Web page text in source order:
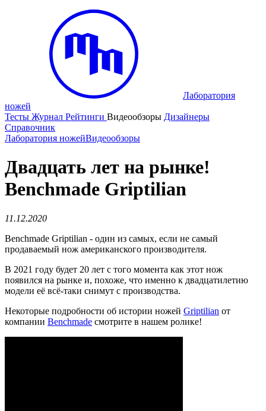
Лаборатория
ножей
Тесты Журнал Рейтинги Видеообзоры Дизайнеры
Справочник
Лаборатория ножейВидеообзоры
Двадцать лет на рынке!
Benchmade Griptilian
11.12.2020
Benchmade Griptilian - один из самых, если не самый
продаваемый нож американского производителя.
В 2021 году будет 20 лет с того момента как этот нож
появился на рынке и, похоже, что именно к двадцатилетию
модели её всё-таки снимут с производства.
Некоторые подробности об истории ножей Griptilian от
компании Benchmade смотрите в нашем ролике!